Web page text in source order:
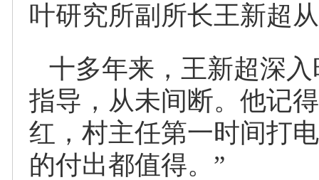
叶研究所副所长王新超
十多年来，王新超深
指导，从未间断。他记
红，村主任第一时间打
的付出都值得。”